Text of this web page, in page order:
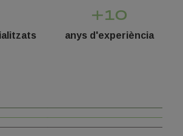
+10
anys d'experiència